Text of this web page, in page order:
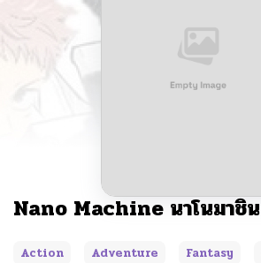
Nano Machine นาโนมาชิน
Action Adventure Fantasy